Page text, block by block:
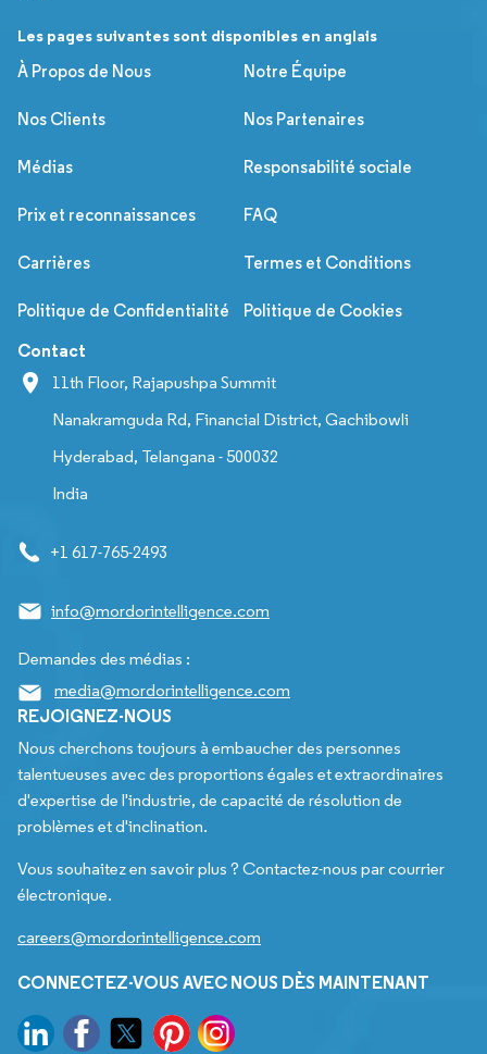
Les pages suivantes sont disponibles en anglais
À Propos de Nous
Notre Équipe
Nos Clients Nos Partenaires
Médias Responsabilité sociale
Prix et reconnaissances FAQ
Carrières Termes et Conditions
Politique de Confidentialité Politique de Cookies
Contact
11th Floor, Rajapushpa Summit
Nanakramguda Rd, Financial District, Gachibowli
Hyderabad, Telangana - 500032
India
+1 617-765-2493
info@mordorintelligence.com
Demandes des médias :
media@mordorintelligence.com
REJOIGNEZ-NOUS
Nous cherchons toujours à embaucher des personnes
talentueuses avec des proportions égales et extraordinaires
d'expertise de l'industrie, de capacité de résolution de
problèmes et d'inclination.
Vous souhaitez en savoir plus ? Contactez-nous par courrier
électronique.
careers@mordorintelligence.com
CONNECTEZ-VOUS AVEC NOUS DÈS MAINTENANT